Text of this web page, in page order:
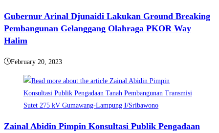
Gubernur Arinal Djunaidi Lakukan Ground Breaking
Pembangunan Gelanggang Olahraga PKOR Way
Halim
February 20, 2023
Zainal Abidin Pimpin Konsultasi Publik Pengadaan